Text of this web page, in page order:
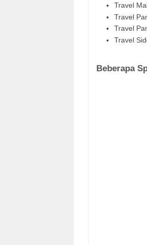
Travel
Travel
Travel
Travel
Beberapa